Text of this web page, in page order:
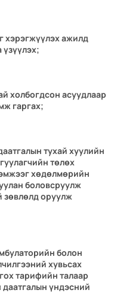
хэрэгжүүлэх ажилд
үзүүлэх;
холбогдсон асуудлаар
гаргах;
тухай хуулийн
төлөх
хөдөлмөрийн
боловсруулж
зөвлөлд оруулж
болон
хувьсах
тарифийн талаар
үндэсний